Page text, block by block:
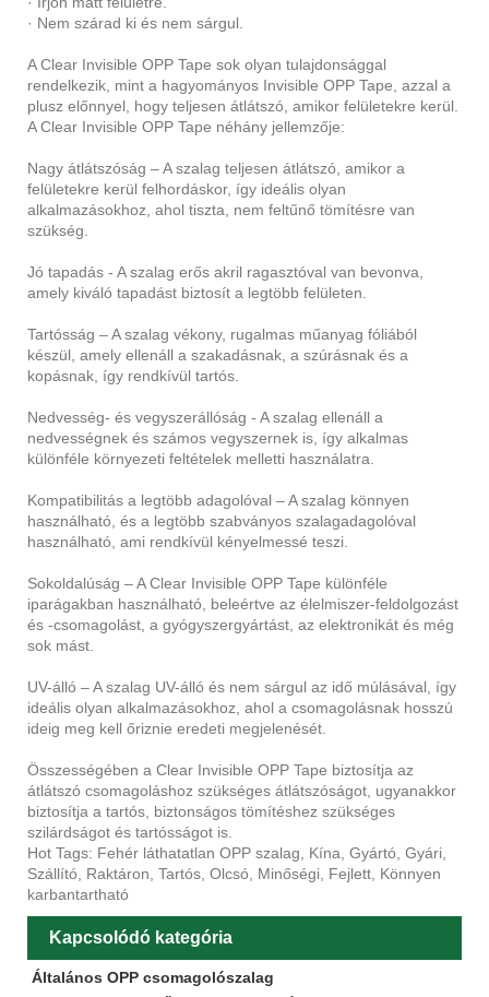
· Nem szárad ki és nem sárgul.
A Clear Invisible OPP Tape sok olyan tulajdonsággal
rendelkezik, mint a hagyományos Invisible OPP Tape, azzal a
plusz előnnyel, hogy teljesen átlátszó, amikor felületekre kerül.
A Clear Invisible OPP Tape néhány jellemzője:
Nagy átlátszóság – A szalag teljesen átlátszó, amikor a
felületekre kerül felhordáskor, így ideális olyan
alkalmazásokhoz, ahol tiszta, nem feltűnő tömítésre van
szükség.
Jó tapadás - A szalag erős akril ragasztóval van bevonva,
amely kiváló tapadást biztosít a legtöbb felületen.
Tartósság – A szalag vékony, rugalmas műanyag fóliából
készül, amely ellenáll a szakadásnak, a szúrásnak és a
kopásnak, így rendkívül tartós.
Nedvesség- és vegyszerállóság - A szalag ellenáll a
nedvességnek és számos vegyszernek is, így alkalmas
különféle környezeti feltételek melletti használatra.
Kompatibilitás a legtöbb adagolóval – A szalag könnyen
használható, és a legtöbb szabványos szalagadagolóval
használható, ami rendkívül kényelmessé teszi.
Sokoldalúság – A Clear Invisible OPP Tape különféle
iparágakban használható, beleértve az élelmiszer-feldolgozást
és -csomagolást, a gyógyszergyártást, az elektronikát és még
sok mást.
UV-álló – A szalag UV-álló és nem sárgul az idő múlásával, így
ideális olyan alkalmazásokhoz, ahol a csomagolásnak hosszú
ideig meg kell őriznie eredeti megjelenését.
Összességében a Clear Invisible OPP Tape biztosítja az
átlátszó csomagoláshoz szükséges átlátszóságot, ugyanakkor
biztosítja a tartós, biztonságos tömítéshez szükséges
szilárdságot és tartósságot is.
Hot Tags: Fehér láthatatlan OPP szalag, Kína, Gyártó, Gyári,
Szállító, Raktáron, Tartós, Olcsó, Minőségi, Fejlett, Könnyen
karbantartható
Kapcsolódó kategória
Általános OPP csomagolószalag